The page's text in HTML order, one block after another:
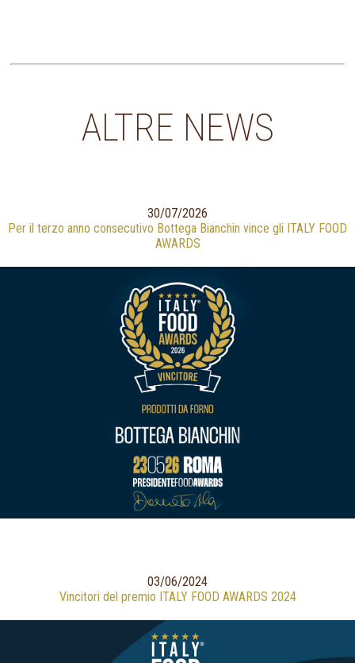
ALTRE NEWS
30/07/2026
Per il terzo anno consecutivo Bottega Bianchin vince gli ITALY FOOD
AWARDS
03/06/2024
Vincitori del premio ITALY FOOD AWARDS 2024